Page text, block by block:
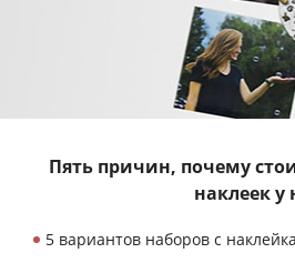
Пять причин, почему
наклеек у
5 вариантов наборов с